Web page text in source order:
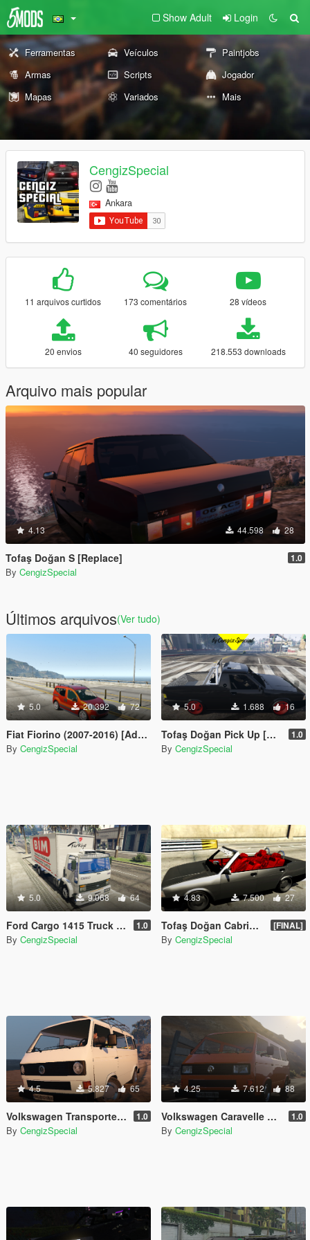
Show Adult Login
Ferramentas Veículos
Paintjobs
Armas
Scripts
Jogador
Mapas
Variados Mais
CengizSpecial
Ankara
11 arquivos curtidos 173 comentários 28 vídeos
20 envios 40 seguidores 218.553 downloads
Arquivo mais popular
4.13 44.598 28
Tofaş Doğan S [Replace] 1.0
By CengizSpecial
Últimos arquivos(Ver tudo)
5.0 20.392 72
Fiat Fiorino (2007-2016) [Add-On / Replace | Tuning]
By CengizSpecial
5.0 1.688 16
Tofaş Doğan Pick Up [Add-On / Replace] 1.0
By CengizSpecial
5.0 9.068 64
Ford Cargo 1415 Truck [Add-On / Replace] 1.0
By CengizSpecial
4.83 7.500 27
Tofaş Doğan Cabrio [Add-On / Replace | Tuning] [FINAL]
By CengizSpecial
4.5 5.827 65
Volkswagen Transporter T3 (1979) [Add-On / Replace] 1.0
By CengizSpecial
4.25 7.612 88
Volkswagen Caravelle T3 (1983) [Add-On / Replace] 1.0
By CengizSpecial